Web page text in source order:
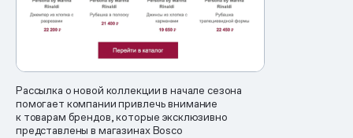
Рассылка о новой коллекции в начале сезона
помогает компании привлечь внимание
к товарам брендов, которые эксклюзивно
представлены в магазинах Bosco